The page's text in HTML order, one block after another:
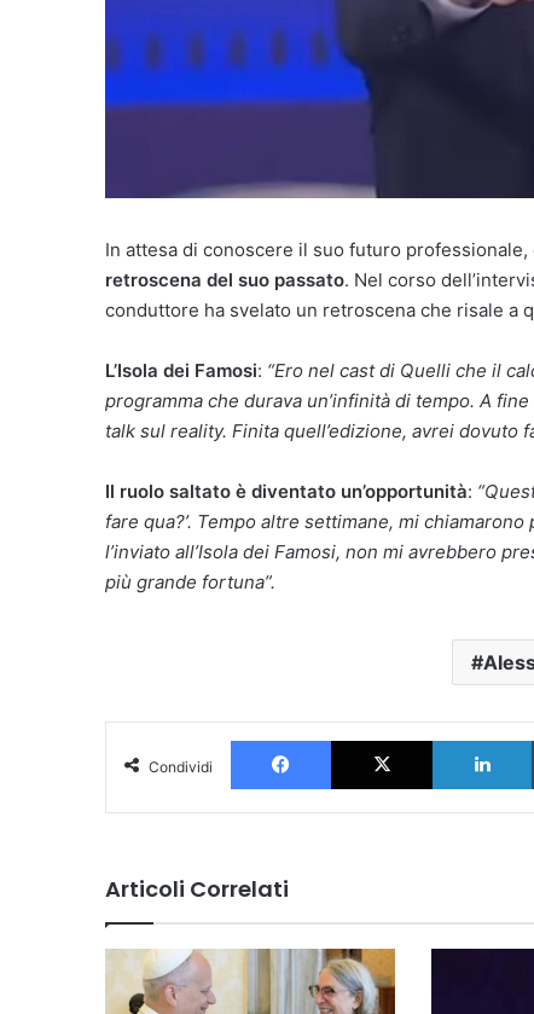
In attesa di conoscere il suo futuro professionale,
retroscena del suo passato. Nel corso
conduttore ha svelato un retroscena che risale a
L’Isola dei Famosi: “Ero nel cast di Quelli che il
programma che durava un’infinità di tempo. A
talk sul reality. Finita quell’edizione, avrei dovuto
Il ruolo saltato è diventato un’opportunità:
fare qua?’. Tempo altre settimane, mi
l’inviato all’Isola dei Famosi, non mi avrebbero
più grande fortuna”.
Condividi
Facebook X
Articoli Correlati